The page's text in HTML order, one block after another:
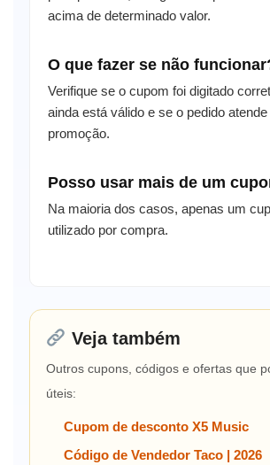
acima de determinado valor.
O que fazer se não
Verifique se o cupom foi digitado
ainda está válido e se o pedido
promoção.
Posso usar mais de um
Na maioria dos casos, apenas um
utilizado por compra.
Veja também
Outros cupons, códigos e ofertas que
úteis:
Cupom de desconto X5 Music
Código de Vendedor Taco | 2026